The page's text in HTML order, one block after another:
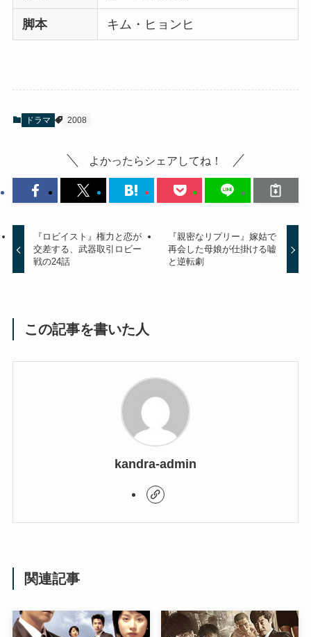
脚本 キム・ヒョンヒ
ドラマ 2008
よかったらシェアしてね！
『ロビイスト』権力と恋が
交差する、武器取引ロビー
戦の24話
『親密なリプリー』嫁姑で
再会した母娘が仕掛ける嘘
と逆転劇
この記事を書いた人
kandra-admin
関連記事